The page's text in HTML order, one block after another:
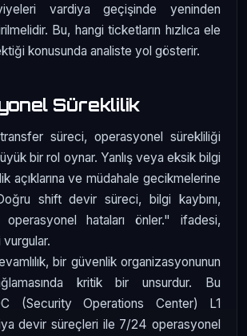
vardiya geçişinde yeninden
Bu, hangi ticketların hızlıca ele
konusunda analiste yol gösterir.
Süreklilik
süreci, operasyonel sürekliliği
bir rol oynar. Yanlış veya eksik bilgi
açıklarına ve müdahale gecikmelerine
shift devir süreci, bilgi kaybını,
hataları önler." ifadesi,
bir güvenlik organizasyonunun
kritik bir unsurdur. Bu
(Security Operations Center) L1
devir süreçleri ile 7/24 operasyonel